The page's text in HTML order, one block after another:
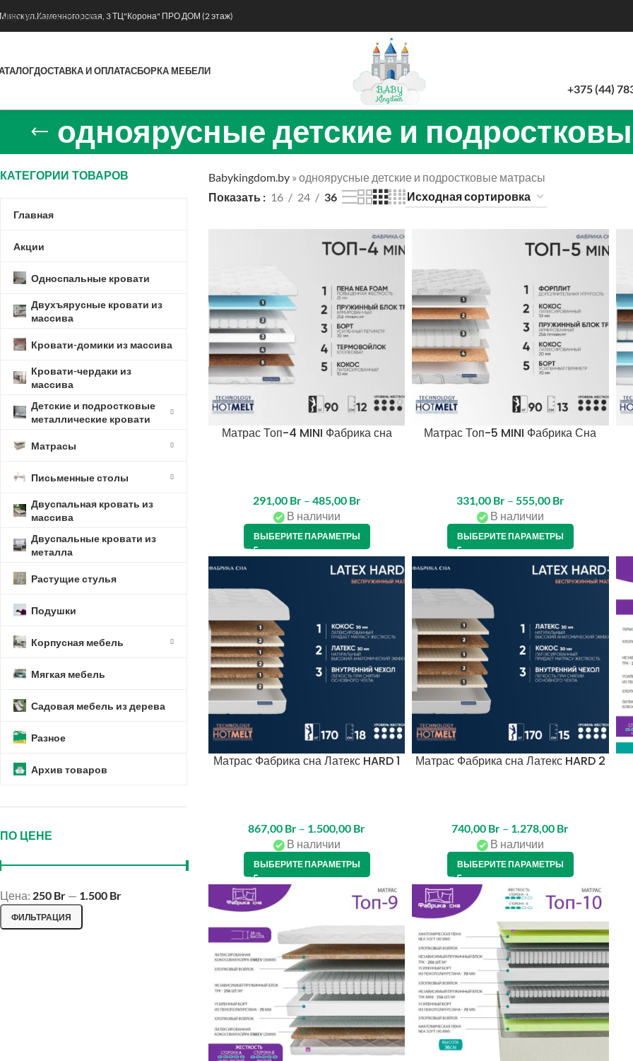
Skip to main content
Минск ул.Каменногорская, 3 ТЦ"Корона" ПРО ДОМ (2 этаж)
ДОСТАВКА И ОПЛАТАСБОРКА МЕБЕЛИ
+375 (44)
одноярусные детские и
КАТЕГОРИИ ТОВАРОВ
Главная
Акции
Односпальные кровати
Двухъярусные кровати из
массива
Кровати-домики из массива
Кровати-чердаки из
массива
Детские и подростковые
металлические кровати
Матрасы
Письменные столы
Двуспальная кровать из
массива
Двуспальные кровати из
металла
Растущие стулья
Подушки
Корпусная мебель
Мягкая мебель
Садовая мебель из дерева
Разное
Архив товаров
ПО ЦЕНЕ
ФИЛЬТРАЦИЯ
Цена: 250 Br — 1.500 Br
Babykingdom.by» одноярусные детские и подростковые матрасы
Показать
16 24 36
Матрас Топ-4 MINI Фабрика сна
291,00 Br – 485,00 Br
В наличии
ВЫБЕРИТЕ ПАРАМЕТРЫ
Матрас Топ-5 MINI Фабрика Сна
331,00 Br – 555,00 Br
В наличии
ВЫБЕРИТЕ ПАРАМЕТРЫ
Матрас Фабрика сна Латекс HARD 1
867,00 Br – 1.500,00 Br
В наличии
ВЫБЕРИТЕ ПАРАМЕТРЫ
Матрас Фабрика сна Латекс HARD 2
740,00 Br – 1.278,00 Br
В наличии
ВЫБЕРИТЕ ПАРАМЕТРЫ
Instagram
VK